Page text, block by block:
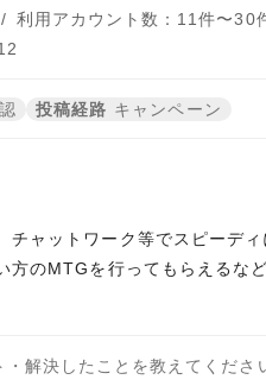
/ 利用アカウント数：11件〜30
投稿経路 キャンペーン
チャットワーク等でスピーデ
方のMTGを行ってもらえるな
解決したことを教えてくださ